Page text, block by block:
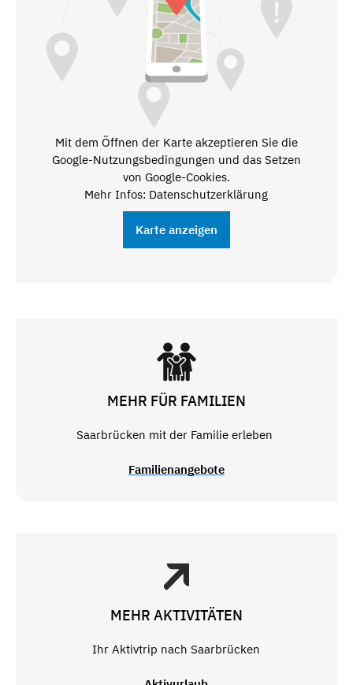
Mit dem Öffnen der Karte akzeptieren Sie die
Google-Nutzungsbedingungen und das Setzen
von Google-Cookies.
Mehr Infos: Datenschutzerklärung
Karte anzeigen
MEHR FÜR FAMILIEN
Saarbrücken mit der Familie erleben
Familienangebote
MEHR AKTIVITÄTEN
Ihr Aktivtrip nach Saarbrücken